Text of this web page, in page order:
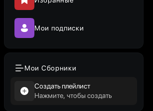
Мои подписки
Мои Сборники
Создать плейлист
Нажмите, чтобы создать